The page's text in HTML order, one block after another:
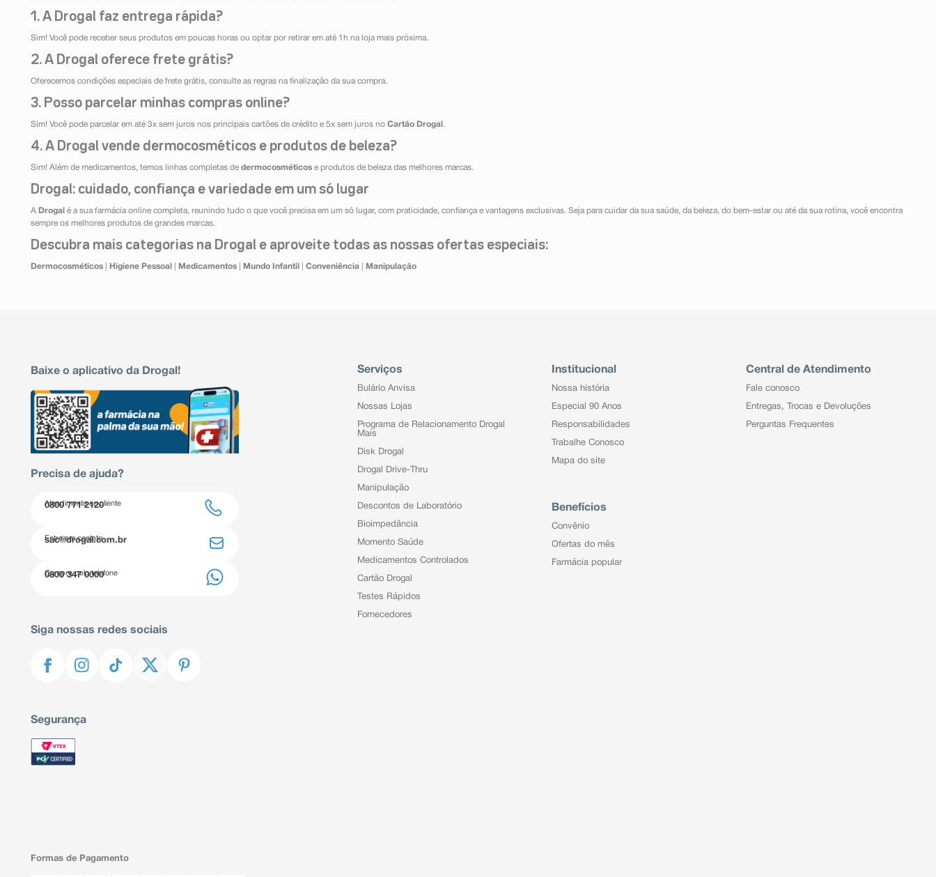
1. A Drogal faz entrega rápida?
Sim! Você pode receber seus produtos em poucas horas ou optar por retirar em até 1h na loja mais próxima.
2. A Drogal oferece frete grátis?
Oferecemos condições especiais de frete grátis, consulte as regras na finalização da sua compra.
3. Posso parcelar minhas compras online?
Sim! Você pode parcelar em até 3x sem juros nos principais cartões de crédito e 5x sem juros no Cartão Drogal .
4. A Drogal vende dermocosméticos e produtos de beleza?
Sim! Além de medicamentos, temos linhas completas de dermocosméticos e produtos de beleza das melhores marcas.
Drogal: cuidado, confiança e variedade em um só lugar
A Drogal é a sua farmácia online completa, reunindo tudo o que você precisa em um só lugar, com praticidade, confiança e vantagens exclusivas. Seja para cuidar da sua saúde, da beleza, do bem-estar ou até da sua rotina, você encontra
sempre os melhores produtos de grandes marcas.
Descubra mais categorias na Drogal e aproveite todas as nossas ofertas especiais:
Dermocosméticos Higiene Pessoal Medicamentos Mundo Infantil Conveniência Manipulação
Baixe o aplicativo da Drogal!
Precisa de ajuda?
Atendimento ao cliente
0800 771 2120
Entre em contato
sac@drogal.com.br
Compre pelo telefone
0800 347 0000
Siga nossas redes sociais
Segurança
Serviços
Bulário Anvisa
Nossas Lojas
Programa de Relacionamento Drogal
Mais
Disk Drogal
Drogal Drive-Thru
Manipulação
Descontos de Laboratório
Bioimpedância
Momento Saúde
Medicamentos Controlados
Cartão Drogal
Testes Rápidos
Fornecedores
Institucional
Nossa história
Especial 90 Anos
Responsabilidades
Trabalhe Conosco
Mapa do site
Benefícios
Convênio
Ofertas do mês
Farmácia popular
Central de Atendimento
Fale conosco
Entregas, Trocas e Devoluções
Perguntas Frequentes
Formas de Pagamento